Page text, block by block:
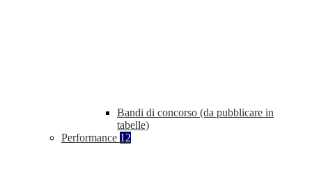
Bandi di concorso (da pubblicare in
tabelle)
Performance 12